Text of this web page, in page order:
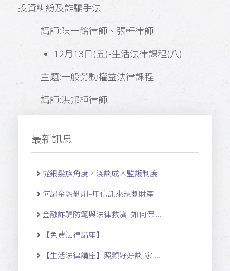
投資糾紛及詐騙手法
講師:陳一銘律師、張軒律師
12月13日(五)-生活法律課程(八)
主題:一般勞動權益法律課程
講師:洪邦桓律師
最新訊息
從銀髮族角度，淺談成人監護制度
何謂金融剝削–用信託來規劃財產
金融詐騙防範與法律救濟–如何保 ...
【免費法律講座】
【生活法律講座】照顧好好談-家 ...